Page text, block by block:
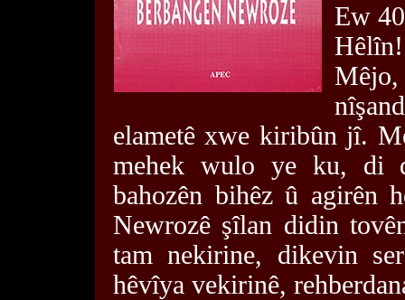
Ew
elametê xwe kiribûn jî.
mehek wulo ye ku, di
bahozên bihêz û agirên
Newrozê şîlan didin
tam nekirine, dikevin
hêvîya vekirinê,